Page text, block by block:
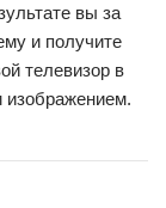
вы за
и получите
телевизор в